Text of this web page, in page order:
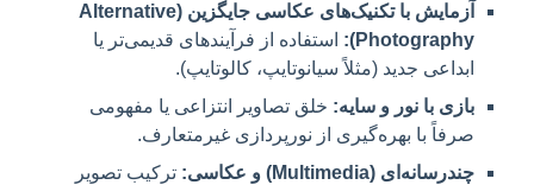
آزمایش با تکنیک‌های عکاسی جایگزین (Alternative
Photography):
استفاده از فرآیندهای قدیمی‌تر یا
ابداعی جدید (مثلاً سیانوتایپ، کالوتایپ).
بازی با نور و سایه: خلق تصاویر انتزاعی یا مفهومی
صرفاً با بهره‌گیری از نورپردازی غیرمتعارف.
چندرسانه‌ای (Multimedia) و عکاسی:
ترکیب تصویر